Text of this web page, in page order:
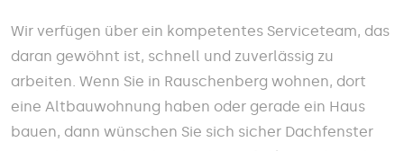
Wir verfügen über ein kompetentes Serviceteam, das
daran gewöhnt ist, schnell und zuverlässig zu
arbeiten. Wenn Sie in Rauschenberg wohnen, dort
eine Altbauwohnung haben oder gerade ein Haus
bauen, dann wünschen Sie sich sicher Dachfenster